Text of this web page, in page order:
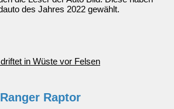
des Jahres 2022 gewählt.
Raptor